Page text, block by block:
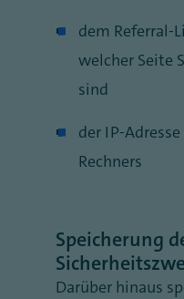
dem Referral-
welcher Seite
sind
der IP-
Rechners
Speicherung
Darüber hinaus